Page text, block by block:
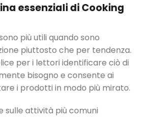
essenziali di Cooking
più utili quando sono
piuttosto che per tendenza.
per i lettori identificare ciò di
bisogno e consente ai
i prodotti in modo più mirato.
sulle attività più comuni